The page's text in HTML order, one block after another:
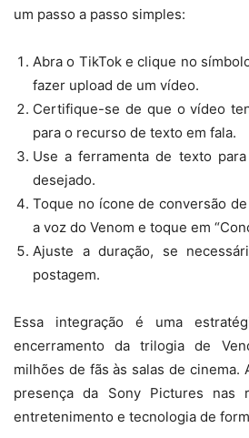
um passo a passo simples:
Abra o TikTok e clique no
fazer upload de um vídeo.
Certifique-se de que o vídeo
para o recurso de texto em fala.
Use a ferramenta de texto
desejado.
Toque no ícone de conversão
a voz do Venom e toque em
Ajuste a duração, se
postagem.
Essa integração é uma
encerramento da trilogia de
milhões de fãs às salas de cinema.
presença da Sony Pictures nas
entretenimento e tecnologia de